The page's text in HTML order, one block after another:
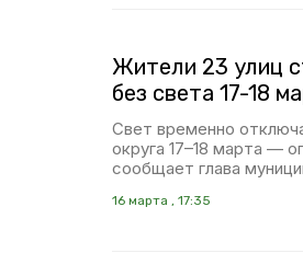
Жители 23 улиц
без света 17-18
Свет временно
округа 17–18 марта —
сообщает глава
16 марта , 17:35